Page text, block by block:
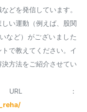
どを発信しています。
い運動（例えば、股関
など）がございました
で教えてください。イ
方法をご紹介させてい
：